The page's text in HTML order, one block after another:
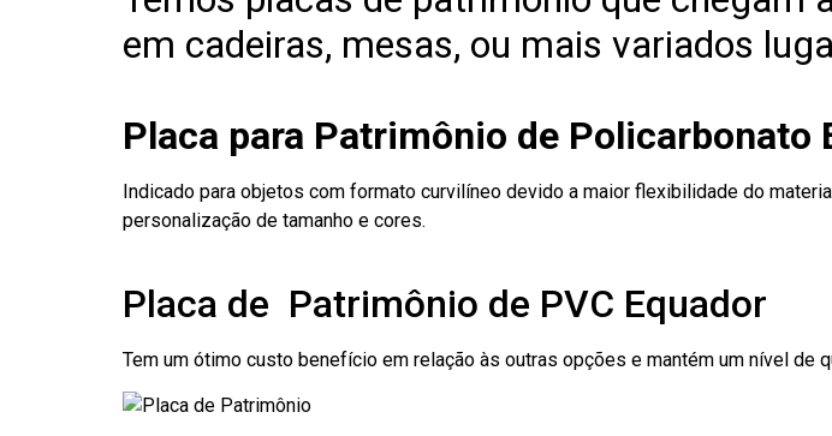
em cadeiras, mesas, ou mais variados
Placa para Patrimônio de Policarbonato
Indicado para objetos com formato curvilíneo devido a maior flexibilidade do
personalização de tamanho e cores.
Placa de Patrimônio de PVC Equador
Tem um ótimo custo benefício em relação às outras opções e mantém um nível de